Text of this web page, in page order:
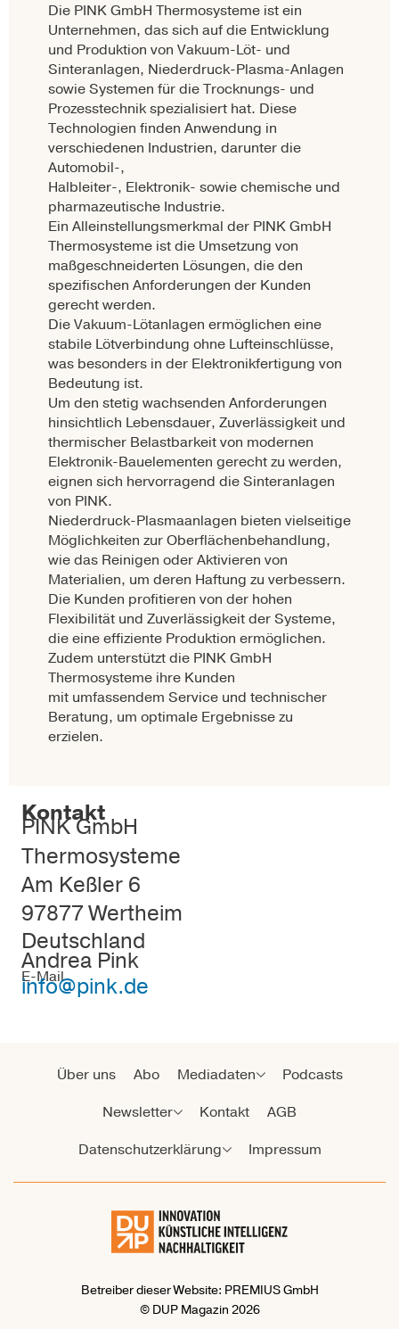
Die PINK GmbH Thermosysteme ist ein
Unternehmen, das sich auf die Entwicklung
und Produktion von Vakuum-Löt- und
Sinteranlagen, Niederdruck-Plasma-Anlagen
sowie Systemen für die Trocknungs- und
Prozesstechnik spezialisiert hat. Diese
Technologien finden Anwendung in
verschiedenen Industrien, darunter die
Automobil-,
Halbleiter-, Elektronik- sowie chemische und
pharmazeutische Industrie.
Ein Alleinstellungsmerkmal der PINK GmbH
Thermosysteme ist die Umsetzung von
maßgeschneiderten Lösungen, die den
spezifischen Anforderungen der Kunden
gerecht werden.
Die Vakuum-Lötanlagen ermöglichen eine
stabile Lötverbindung ohne Lufteinschlüsse,
was besonders in der Elektronikfertigung von
Bedeutung ist.
Um den stetig wachsenden Anforderungen
hinsichtlich Lebensdauer, Zuverlässigkeit und
thermischer Belastbarkeit von modernen
Elektronik-Bauelementen gerecht zu werden,
eignen sich hervorragend die Sinteranlagen
von PINK.
Niederdruck-Plasmaanlagen bieten vielseitige
Möglichkeiten zur Oberflächenbehandlung,
wie das Reinigen oder Aktivieren von
Materialien, um deren Haftung zu verbessern.
Die Kunden profitieren von der hohen
Flexibilität und Zuverlässigkeit der Systeme,
die eine effiziente Produktion ermöglichen.
Zudem unterstützt die PINK GmbH
Thermosysteme ihre Kunden
mit umfassendem Service und technischer
Beratung, um optimale Ergebnisse zu
erzielen.
Kontakt
PINK GmbH
Thermosysteme
Am Keßler 6
97877 Wertheim
Deutschland
Andrea Pink
E-Mail
info@pink.de
Über uns Abo Mediadaten
Podcasts
Newsletter
Kontakt
AGB
Datenschutzerklärung
Impressum
Betreiber dieser Website: PREMIUS GmbH
© DUP Magazin 2026